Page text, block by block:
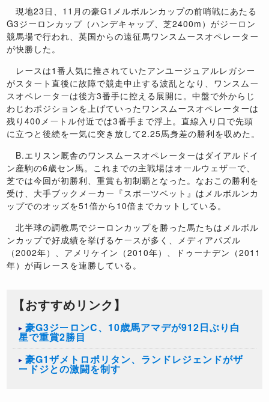
現地23日、11月の豪G1メルボルンカップの前哨戦にあたる
G3ジーロンカップ（ハンデキャップ、芝2400m）がジーロン
競馬場で行われ、英国からの遠征馬ワンスムースオペレーター
が快勝した。
レースは1番人気に推されていたアンユージュアルレガシー
がスタート直後に故障で競走中止する波乱となり、ワンスムー
スオペレーターは後方3番手に控える展開に。中盤で外からじ
わじわポジションを上げていったワンスムースオペレーターは
残り400メートル付近では3番手まで浮上。直線入り口で先頭
に立つと後続を一気に突き放して2.25馬身差の勝利を収めた。
B.エリスン厩舎のワンスムースオペレーターはダイアルドイ
ン産駒の6歳セン馬。これまでの主戦場はオールウェザーで、
芝では今回が初勝利、重賞も初制覇となった。なおこの勝利を
受け、大手ブックメーカー『スポーツベット』はメルボルンカ
ップでのオッズを51倍から10倍までカットしている。
北半球の調教馬でジーロンカップを勝った馬たちはメルボル
ンカップで好成績を挙げるケースが多く、メディアパズル
（2002年）、アメリケイン（2010年）、ドゥーナデン（2011
年）が両レースを連勝している。
【おすすめリンク】
豪G3ジーロンC、10歳馬アマデが912日ぶり白
星で重賞2勝目
豪G1ザメトロポリタン、ランドレジェンドがザ
ードジとの激闘を制す